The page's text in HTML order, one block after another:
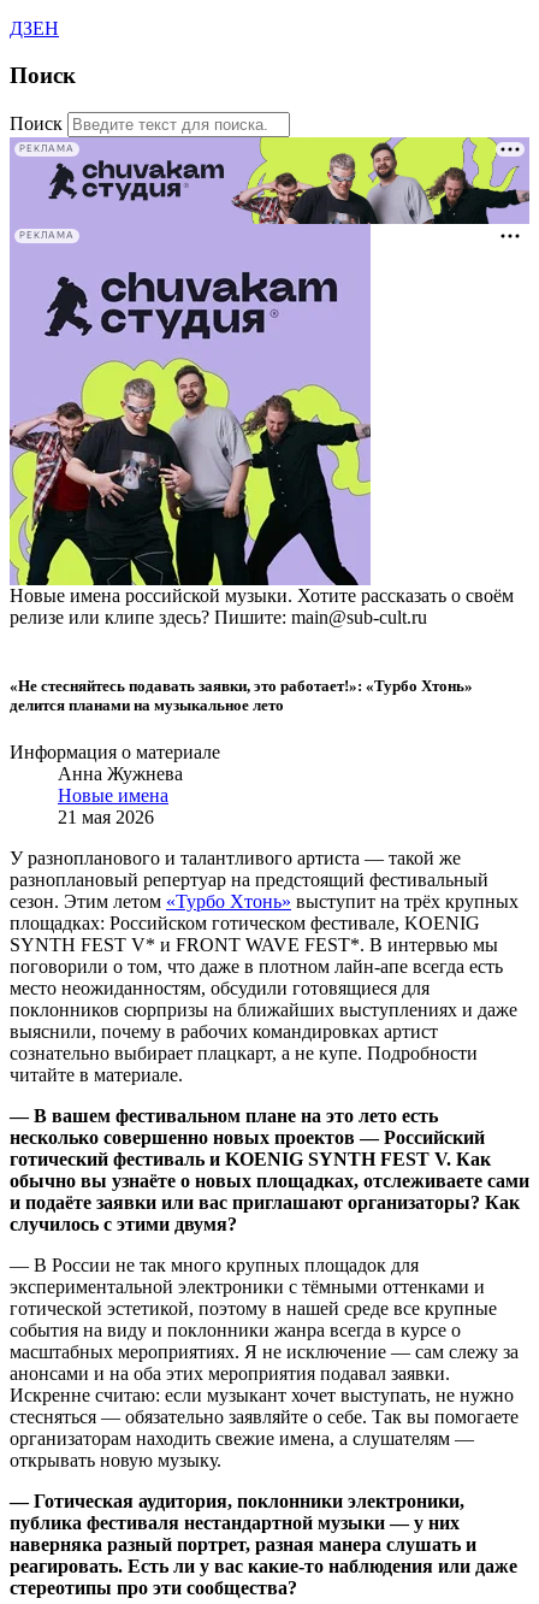
ДЗЕН
Поиск
Поиск
РЕКЛАМА
РЕКЛАМА
Новые имена российской музыки. Хотите рассказать о своём
релизе или клипе здесь? Пишите: main@sub-cult.ru
«Не стесняйтесь подавать заявки, это работает!»: «Турбо Хтонь»
делится планами на музыкальное лето
Информация о материале
Анна Жужнева
Новые имена
21 мая 2026
У разнопланового и талантливого артиста — такой же
разноплановый репертуар на предстоящий фестивальный
сезон. Этим летом «Турбо Хтонь» выступит на трёх крупных
площадках: Российском готическом фестивале, KOENIG
SYNTH FEST V* и FRONT WAVE FEST*. В интервью мы
поговорили о том, что даже в плотном лайн-апе всегда есть
место неожиданностям, обсудили готовящиеся для
поклонников сюрпризы на ближайших выступлениях и даже
выяснили, почему в рабочих командировках артист
сознательно выбирает плацкарт, а не купе. Подробности
читайте в материале.
— В вашем фестивальном плане на это лето есть
несколько совершенно новых проектов — Российский
готический фестиваль и KOENIG SYNTH FEST V. Как
обычно вы узнаёте о новых площадках, отслеживаете сами
и подаёте заявки или вас приглашают организаторы? Как
случилось с этими двумя?
— В России не так много крупных площадок для
экспериментальной электроники с тёмными оттенками и
готической эстетикой, поэтому в нашей среде все крупные
события на виду и поклонники жанра всегда в курсе о
масштабных мероприятиях. Я не исключение — сам слежу за
анонсами и на оба этих мероприятия подавал заявки.
Искренне считаю: если музыкант хочет выступать, не нужно
стесняться — обязательно заявляйте о себе. Так вы помогаете
организаторам находить свежие имена, а слушателям —
открывать новую музыку.
— Готическая аудитория, поклонники электроники,
публика фестиваля нестандартной музыки — у них
наверняка разный портрет, разная манера слушать и
реагировать. Есть ли у вас какие-то наблюдения или даже
стереотипы про эти сообщества?